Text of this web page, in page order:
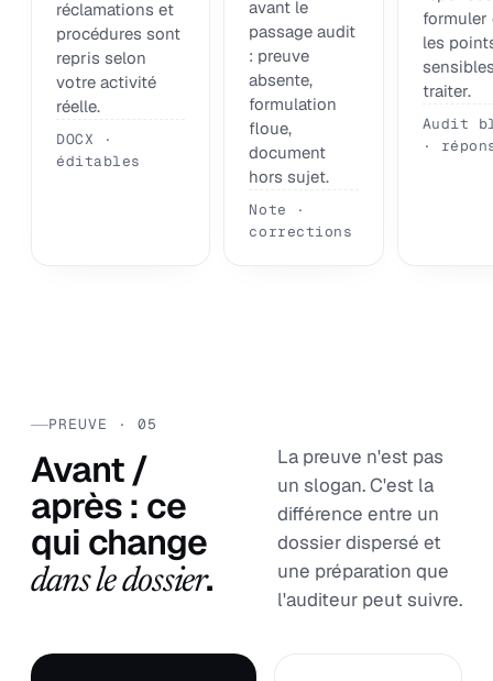
réclamations et
procédures sont
repris selon
votre activité
réelle.
DOCX ·
éditables
avant le
passage audit
: preuve
absente,
formulation
floue,
document
hors sujet.
Note ·
corrections
formuler
les
traiter.
Audit
·
PREUVE · 05
Avant /
après : ce
qui change
dans le dossier.
La preuve n'est pas
un slogan. C'est la
différence entre un
dossier dispersé et
une préparation que
l'auditeur peut suivre.